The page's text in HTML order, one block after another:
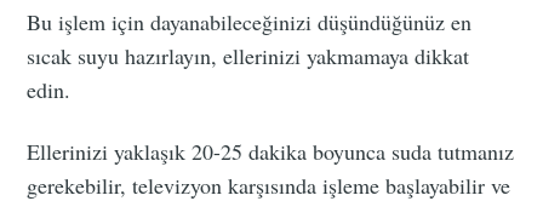
Bu işlem için dayanabileceğinizi düşündüğünüz en
sıcak suyu hazırlayın, ellerinizi yakmamaya dikkat
edin.
Ellerinizi yaklaşık 20-25 dakika boyunca suda tutmanız
gerekebilir, televizyon karşısında işleme başlayabilir ve